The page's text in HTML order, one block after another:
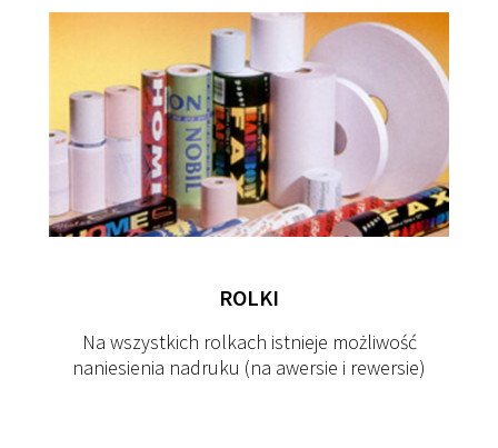
ROLKI
Na wszystkich rolkach istnieje możliwość
naniesienia nadruku (na awersie i rewersie)